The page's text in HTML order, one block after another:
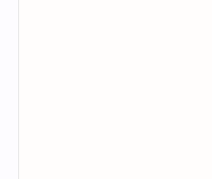
Secara keseluruhan, Beri Aku
ungkapan tulus tentang
cinta, yang memperlihatkan
penegasan bahwa
akan berusaha sekuat
kebahagiaan bagi